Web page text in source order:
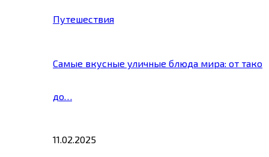
Путешествия
Самые вкусные уличные блюда мира: от тако
до…
11.02.2025